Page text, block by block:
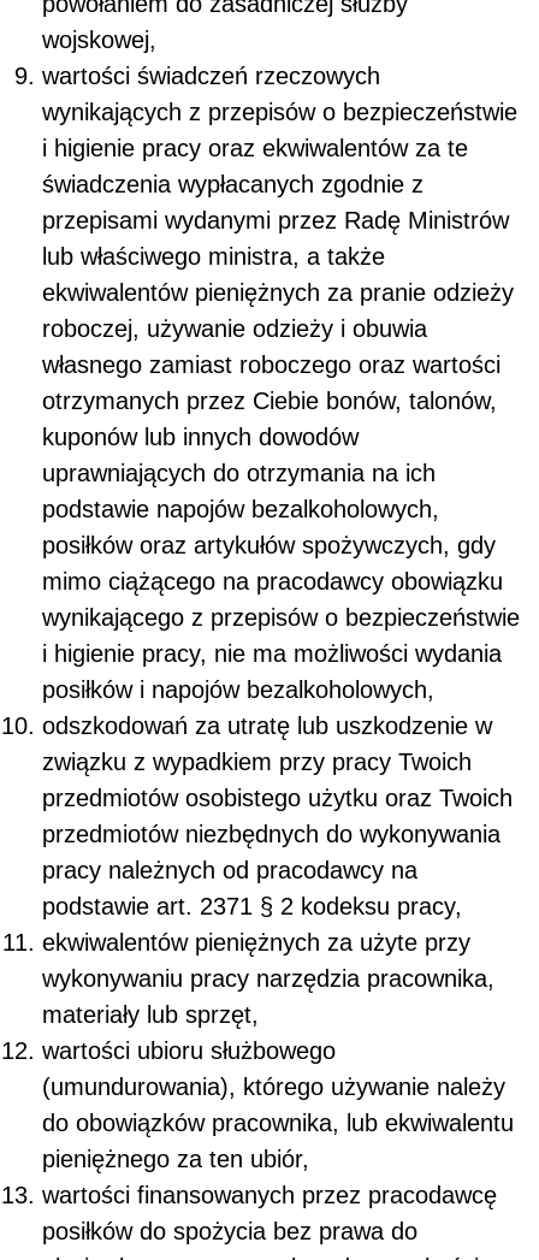
wojskowej,
wartości świadczeń rzeczowych
wynikających z przepisów o bezpieczeństwie
i higienie pracy oraz ekwiwalentów za te
świadczenia wypłacanych zgodnie z
przepisami wydanymi przez Radę Ministrów
lub właściwego ministra, a także
ekwiwalentów pieniężnych za pranie odzieży
roboczej, używanie odzieży i obuwia
własnego zamiast roboczego oraz wartości
otrzymanych przez Ciebie bonów, talonów,
kuponów lub innych dowodów
uprawniających do otrzymania na ich
podstawie napojów bezalkoholowych,
posiłków oraz artykułów spożywczych, gdy
mimo ciążącego na pracodawcy obowiązku
wynikającego z przepisów o bezpieczeństwie
i higienie pracy, nie ma możliwości wydania
posiłków i napojów bezalkoholowych,
odszkodowań za utratę lub uszkodzenie w
związku z wypadkiem przy pracy Twoich
przedmiotów osobistego użytku oraz Twoich
przedmiotów niezbędnych do wykonywania
pracy należnych od pracodawcy na
podstawie art. 2371 § 2 kodeksu pracy,
ekwiwalentów pieniężnych za użyte przy
wykonywaniu pracy narzędzia pracownika,
materiały lub sprzęt,
wartości ubioru służbowego
(umundurowania), którego używanie należy
do obowiązków pracownika, lub ekwiwalentu
pieniężnego za ten ubiór,
wartości finansowanych przez pracodawcę
posiłków do spożycia bez prawa do